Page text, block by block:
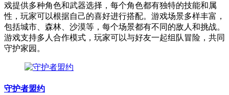
戏提供多种角色和武器选择，每个角色都有独特的技能和属
性，玩家可以根据自己的喜好进行搭配。游戏场景多样丰富，
包括城市、森林、沙漠等，每个场景都有不同的敌人和挑战。
游戏支持多人合作模式，玩家可以与好友一起组队冒险，共同
守护家园。
守护者盟约